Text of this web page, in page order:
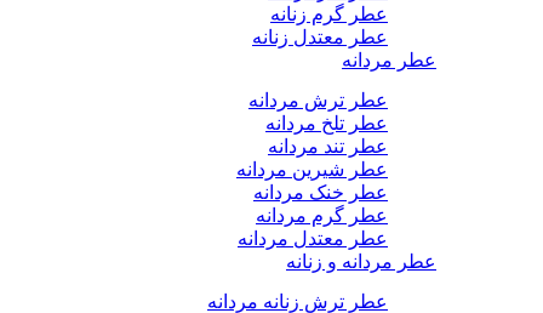
عطر گرم زنانه
عطر معتدل زنانه
عطر مردانه
عطر ترش مردانه
عطر تلخ مردانه
عطر تند مردانه
عطر شیرین مردانه
عطر خنک مردانه
عطر گرم مردانه
عطر معتدل مردانه
عطر مردانه و زنانه
عطر ترش زنانه مردانه